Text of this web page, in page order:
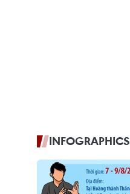
INFOGRAPHICS